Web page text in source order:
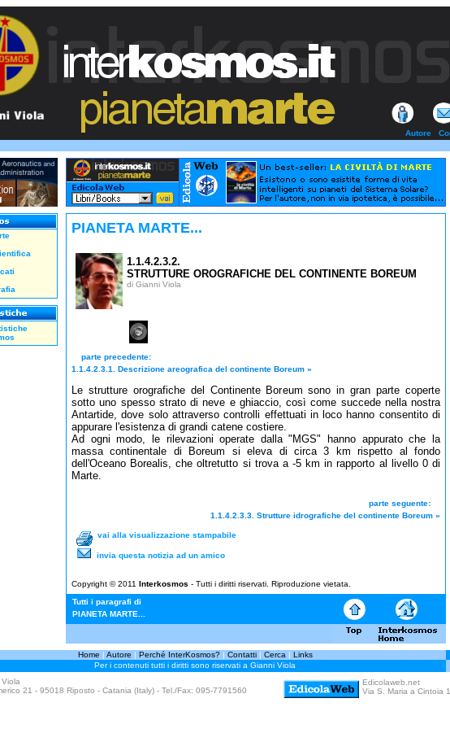
Autore
PIANETA MARTE...
1.1.4.2.3.2.
STRUTTURE OROGRAFICHE DEL CONTINENTE BOREUM
di Gianni Viola
parte precedente:
1.1.4.2.3.1. Descrizione areografica del continente Boreum »
Le strutture orografiche del Continente Boreum sono in gran parte coperte
sotto uno spesso strato di neve e ghiaccio, così come succede nella nostra
Antartide, dove solo attraverso controlli effettuati in loco hanno consentito di
appurare l'esistenza di grandi catene costiere.
Ad ogni modo, le rilevazioni operate dalla "MGS" hanno appurato che la
massa continentale di Boreum si eleva di circa 3 km rispetto al fondo
dell'Oceano Borealis, che oltretutto si trova a -5 km in rapporto al livello 0 di
Marte.
parte seguente:
1.1.4.2.3.3. Strutture idrografiche del continente Boreum »
vai alla visualizzazione stampabile
invia questa notizia ad un amico
Copyright © 2011 Interkosmos - Tutti i diritti riservati. Riproduzione vietata.
Tutti i paragrafi di
PIANETA MARTE...
Home | Autore | Perché InterKosmos?| Contatti| Cerca | Links
Per i contenuti tutti i diritti sono riservati a Gianni Viola
21 - 95018 Riposto - Catania (Italy) - Tel./Fax: 095-7791560
Edicolaweb.net
Via S. Maria a Cintoia